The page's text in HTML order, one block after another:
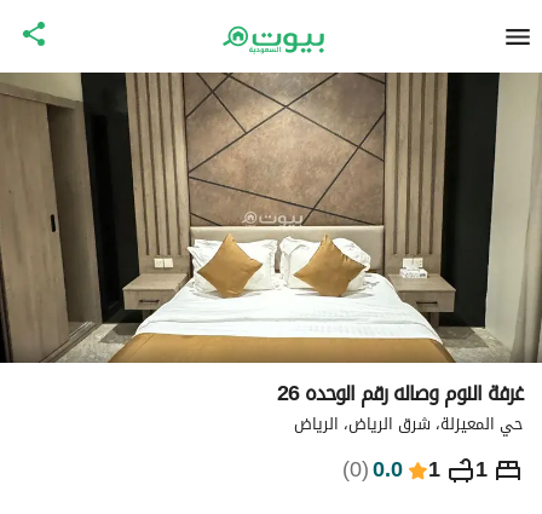
غرفة النوم وصاله رقم الوحده 26
حي المعيزلة، شرق الرياض، الرياض
1
1
0.0
(
0
) ⃁
402 ليلة